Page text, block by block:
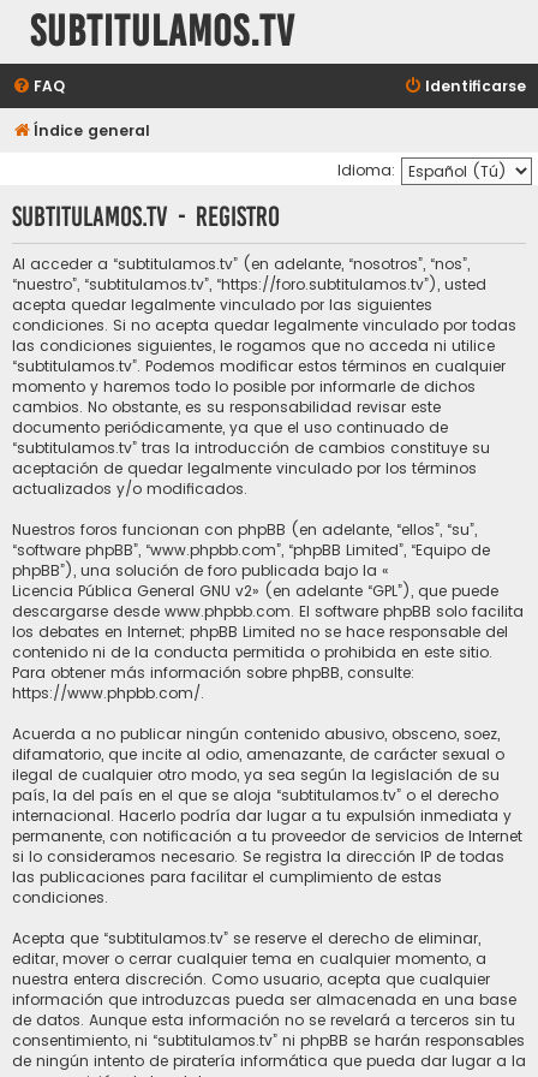
subtitulamos.tv
FAQ Identificarse
Índice general
Idioma:
subtitulamos.tv - Registro
Al acceder a “subtitulamos.tv” (en adelante, “nosotros”, “nos”,
“nuestro”, “subtitulamos.tv”, “https://foro.subtitulamos.tv”), usted
acepta quedar legalmente vinculado por las siguientes
condiciones. Si no acepta quedar legalmente vinculado por todas
las condiciones siguientes, le rogamos que no acceda ni utilice
“subtitulamos.tv”. Podemos modificar estos términos en cualquier
momento y haremos todo lo posible por informarle de dichos
cambios. No obstante, es su responsabilidad revisar este
documento periódicamente, ya que el uso continuado de
“subtitulamos.tv” tras la introducción de cambios constituye su
aceptación de quedar legalmente vinculado por los términos
actualizados y/o modificados.
Nuestros foros funcionan con phpBB (en adelante, “ellos”, “su”,
“software phpBB”, “www.phpbb.com”, “phpBB Limited”, “Equipo de
phpBB”), una solución de foro publicada bajo la «
Licencia Pública General GNU v2» (en adelante “GPL”), que puede
descargarse desde www.phpbb.com. El software phpBB solo facilita
los debates en Internet; phpBB Limited no se hace responsable del
contenido ni de la conducta permitida o prohibida en este sitio.
Para obtener más información sobre phpBB, consulte:
https://www.phpbb.com/.
Acuerda a no publicar ningún contenido abusivo, obsceno, soez,
difamatorio, que incite al odio, amenazante, de carácter sexual o
ilegal de cualquier otro modo, ya sea según la legislación de su
país, la del país en el que se aloja “subtitulamos.tv” o el derecho
internacional. Hacerlo podría dar lugar a tu expulsión inmediata y
permanente, con notificación a tu proveedor de servicios de Internet
si lo consideramos necesario. Se registra la dirección IP de todas
las publicaciones para facilitar el cumplimiento de estas
condiciones.
Acepta que “subtitulamos.tv” se reserve el derecho de eliminar,
editar, mover o cerrar cualquier tema en cualquier momento, a
nuestra entera discreción. Como usuario, acepta que cualquier
información que introduzcas pueda ser almacenada en una base
de datos. Aunque esta información no se revelará a terceros sin tu
consentimiento, ni “subtitulamos.tv” ni phpBB se harán responsables
de ningún intento de piratería informática que pueda dar lugar a la